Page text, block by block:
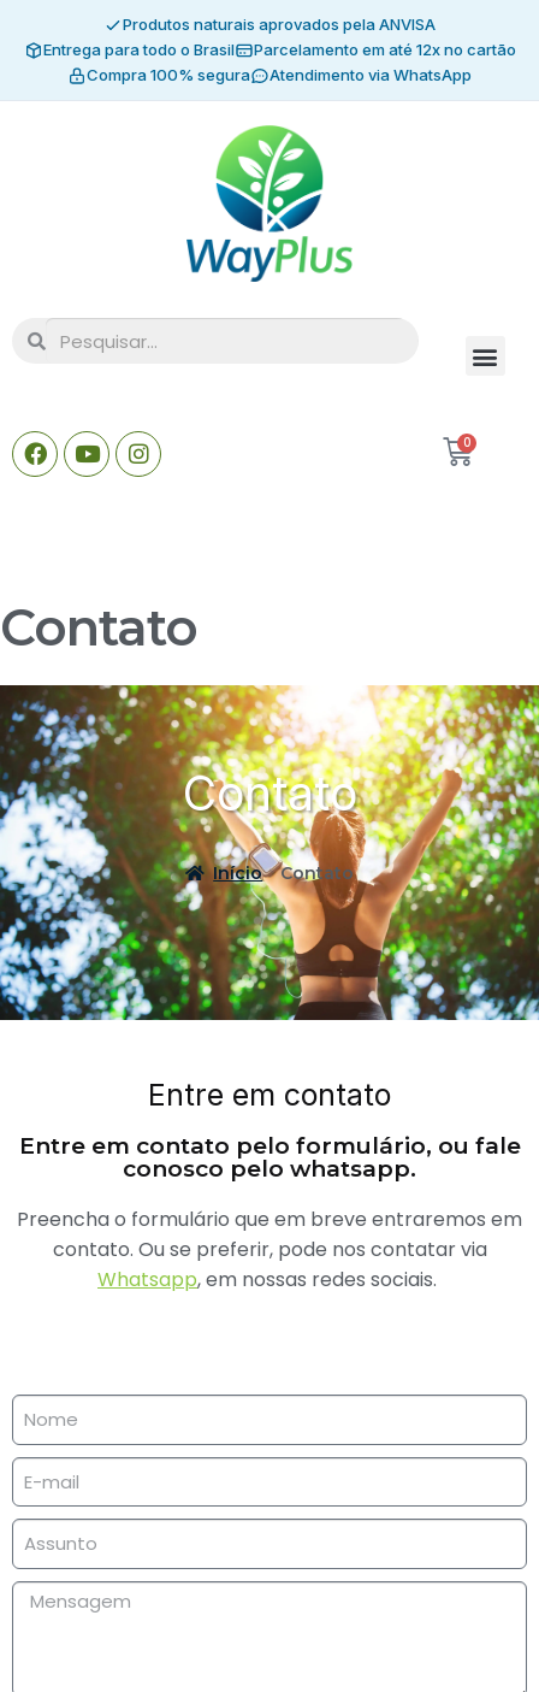
Produtos naturais aprovados pela ANVISA
Entrega para todo o Brasil
Parcelamento em até 12x no cartão
Compra 100% segura
Atendimento via WhatsApp
0
Contato
Contato
Início Contato
Entre em contato
Entre em contato pelo formulário, ou fale
conosco pelo whatsapp.
Preencha o formulário que em breve entraremos em
contato. Ou se preferir, pode nos contatar via
Whatsapp, em nossas redes sociais.